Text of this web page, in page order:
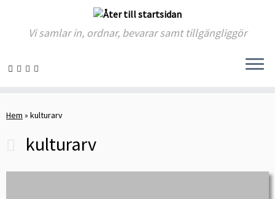
to
Vi samlar in, ordnar, bevarar samt tillgängliggör
Hem » kulturarv
kulturarv